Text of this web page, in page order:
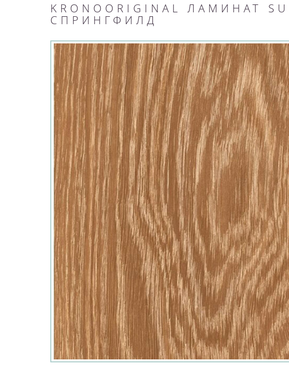
KRONOORIGINAL ЛАМИНАТ
СПРИНГФИЛД